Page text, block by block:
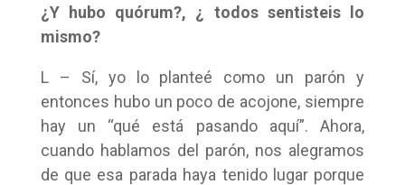
¿Y hubo quórum?, ¿ todos sentisteis lo
mismo?
L – Sí, yo lo planteé como un parón y
entonces hubo un poco de acojone, siempre
hay un “qué está pasando aquí”. Ahora,
cuando hablamos del parón, nos alegramos
de que esa parada haya tenido lugar porque